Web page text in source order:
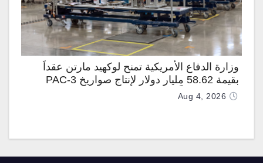
وزارة الدفاع الأمريكية تمنح لوكهيد مارتن عقداً
بقيمة 58.62 مليار دولار لإنتاج صواريخ PAC-3
المطوّرة دعماً لـ “ترسانة الحرية”
Aug 4, 2026